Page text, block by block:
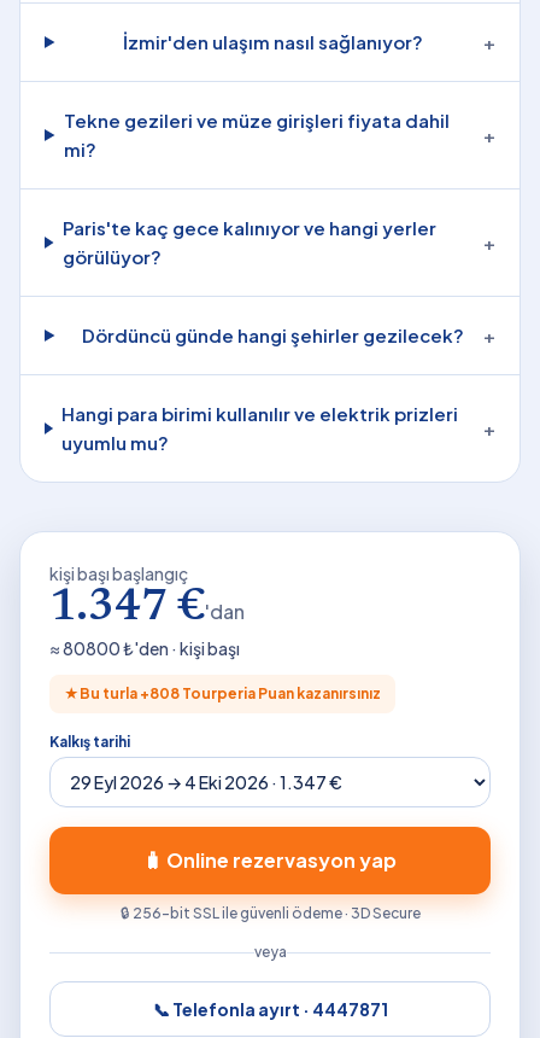
İzmir'den ulaşım nasıl sağlanıyor? +
Tekne gezileri ve müze girişleri fiyata dahil
mi?
+
Paris'te kaç gece kalınıyor ve hangi yerler
görülüyor?
+
Dördüncü günde hangi şehirler gezilecek? +
Hangi para birimi kullanılır ve elektrik prizleri
uyumlu mu?
+
kişi başı başlangıç
1.347 €'dan
≈80800₺'den · kişi başı
★ Bu turla +808 Tourperia Puan kazanırsınız
Kalkış tarihi
🧳 Online rezervasyon yap
🔒 256-bit SSL ile güvenli ödeme · 3D Secure
veya
📞 Telefonla ayırt · 4447871